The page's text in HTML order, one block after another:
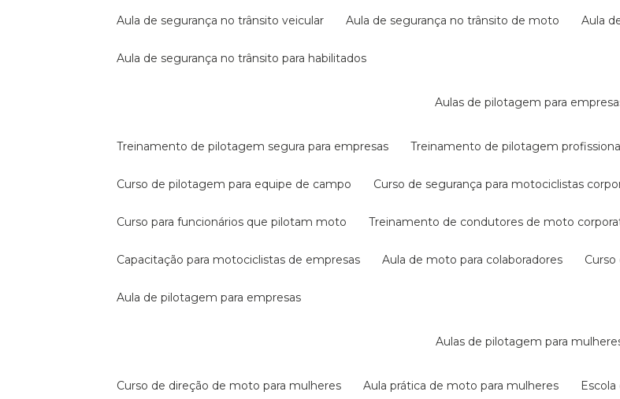
aula de segurança no trânsito veicular aula de segurança no trânsito de moto aula
aula de segurança no trânsito para habilitados
aulas de pilotagem para
treinamento de pilotagem segura para empresas treinamento de pilotagem
curso de pilotagem para equipe de campo curso de segurança para motociclistas
curso para funcionários que pilotam moto treinamento de condutores de moto
capacitação para motociclistas de empresas aula de moto para colaboradores
aula de pilotagem para empresas
aulas de pilotagem para
curso de direção de moto para mulheres aula prática de moto para mulheres